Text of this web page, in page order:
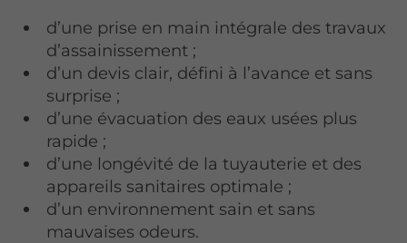
d’une prise en main intégrale des travaux
d’assainissement ;
d’un devis clair, défini à l’avance et sans
surprise ;
d’une évacuation des eaux usées plus
rapide ;
d’une longévité de la tuyauterie et des
appareils sanitaires optimale ;
d’un environnement sain et sans
mauvaises odeurs.